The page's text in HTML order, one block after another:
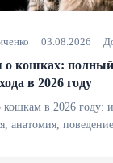
03.08.2026
кошках: полный
в 2026 году
в 2026 году:
анатомия,